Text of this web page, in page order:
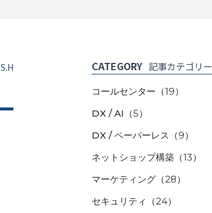
S.H CATEGORY 記事カテゴリー
コールセンター （19）
DX / AI （5）
DX / ペーパーレス （9）
ネットショップ構築（13）
マーケティング（28）
セキュリティ
（24）